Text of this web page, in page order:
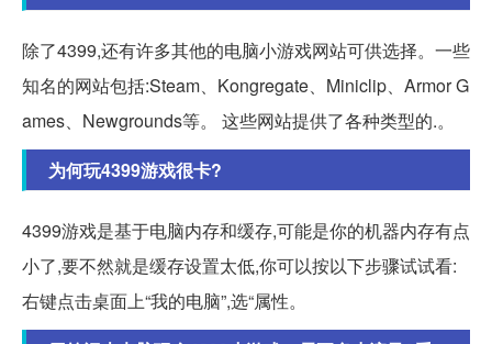
除了4399,还有许多其他的电脑小游戏网站可供选择。一些
知名的网站包括:Steam、Kongregate、Miniclip、Armor G
ames、Newgrounds等。 这些网站提供了各种类型的.。
为何玩4399游戏很卡?
4399游戏是基于电脑内存和缓存,可能是你的机器内存有点
小了,要不然就是缓存设置太低,你可以按以下步骤试试看:
右键点击桌面上“我的电脑”,选“属性。